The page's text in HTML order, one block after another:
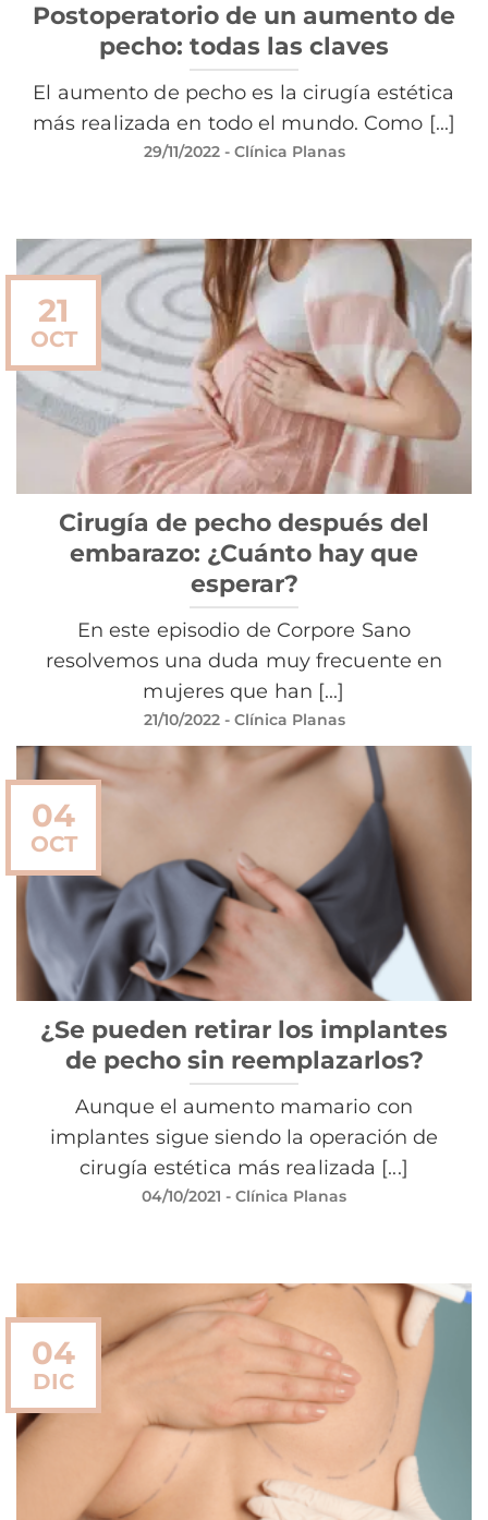
Postoperatorio de un aumento de
pecho: todas las claves
El aumento de pecho es la cirugía estética
más realizada en todo el mundo. Como [...]
29/11/2022- Clínica Planas
Cirugía de pecho después del
embarazo: ¿Cuánto hay que
esperar?
En este episodio de Corpore Sano
resolvemos una duda muy frecuente en
mujeres que han [...]
21/10/2022- Clínica Planas
21
OCT
¿Se pueden retirar los implantes
de pecho sin reemplazarlos?
Aunque el aumento mamario con
implantes sigue siendo la operación de
cirugía estética más realizada [...]
04/10/2021 - Clínica Planas
04
OCT
04
DIC